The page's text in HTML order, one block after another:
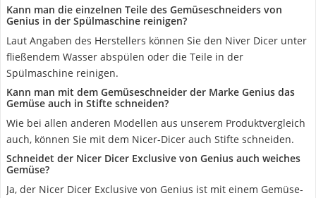
Kann man die einzelnen Teile des Gemüseschneiders von
Genius in der Spülmaschine reinigen?
Laut Angaben des Herstellers können Sie den Niver Dicer unter
fließendem Wasser abspülen oder die Teile in der
Spülmaschine reinigen.
Kann man mit dem Gemüseschneider der Marke Genius das
Gemüse auch in Stifte schneiden?
Wie bei allen anderen Modellen aus unserem Produktvergleich
auch, können Sie mit dem Nicer-Dicer auch Stifte schneiden.
Schneidet der Nicer Dicer Exclusive von Genius auch weiches
Gemüse?
Ja, der Nicer Dicer Exclusive von Genius ist mit einem Gemüse-